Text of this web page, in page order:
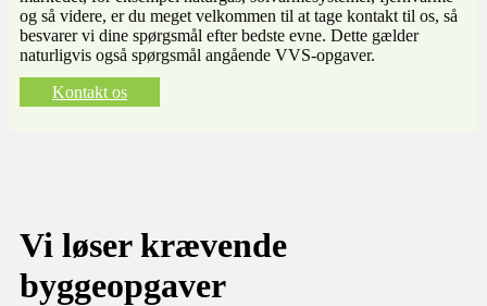
og så videre, er du meget velkommen til at tage kontakt til os, så
besvarer vi dine spørgsmål efter bedste evne. Dette gælder
naturligvis også spørgsmål angående VVS-opgaver.​​
Kontakt os
Vi løser krævende
byggeopgaver